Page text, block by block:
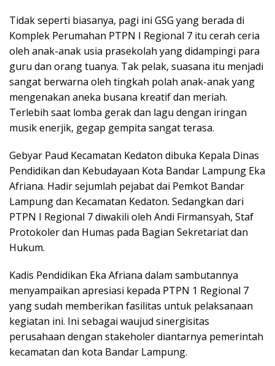
Tidak seperti biasanya, pagi ini GSG yang berada di
Komplek Perumahan PTPN I Regional 7 itu cerah ceria
oleh anak-anak usia prasekolah yang didampingi para
guru dan orang tuanya. Tak pelak, suasana itu menjadi
sangat berwarna oleh tingkah polah anak-anak yang
mengenakan aneka busana kreatif dan meriah.
Terlebih saat lomba gerak dan lagu dengan iringan
musik enerjik, gegap gempita sangat terasa.
Gebyar Paud Kecamatan Kedaton dibuka Kepala Dinas
Pendidikan dan Kebudayaan Kota Bandar Lampung Eka
Afriana. Hadir sejumlah pejabat dai Pemkot Bandar
Lampung dan Kecamatan Kedaton. Sedangkan dari
PTPN I Regional 7 diwakili oleh Andi Firmansyah, Staf
Protokoler dan Humas pada Bagian Sekretariat dan
Hukum.
Kadis Pendidikan Eka Afriana dalam sambutannya
menyampaikan apresiasi kepada PTPN 1 Regional 7
yang sudah memberikan fasilitas untuk pelaksanaan
kegiatan ini. Ini sebagai waujud sinergisitas
perusahaan dengan stakeholer diantarnya pemerintah
kecamatan dan kota Bandar Lampung.